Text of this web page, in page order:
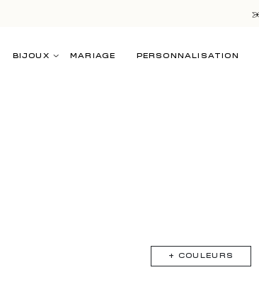
BIJOUX MARIAGE PERSONNALISATION
+ COULEURS